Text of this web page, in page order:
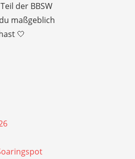
der BBSW
maßgeblich
🤍